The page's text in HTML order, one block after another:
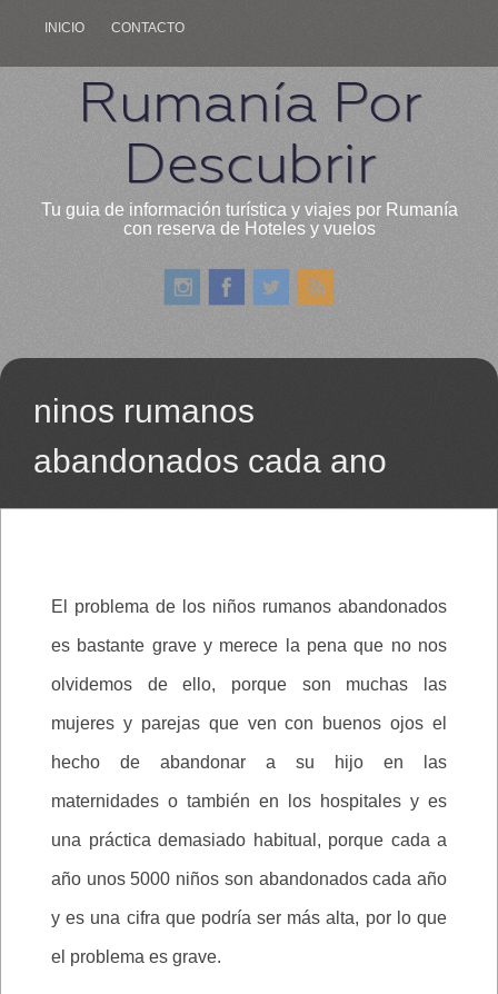
INICIO CONTACTO
Rumanía Por
Descubrir
Tu guia de información turística y viajes por Rumanía
con reserva de Hoteles y vuelos
ninos rumanos
abandonados cada ano
El problema de los niños rumanos abandonados
es bastante grave y merece la pena que no nos
olvidemos de ello, porque son muchas las
mujeres y parejas que ven con buenos ojos el
hecho de abandonar a su hijo en las
maternidades o también en los hospitales y es
una práctica demasiado habitual, porque cada a
año unos 5000 niños son abandonados cada año
y es una cifra que podría ser más alta, por lo que
el problema es grave.